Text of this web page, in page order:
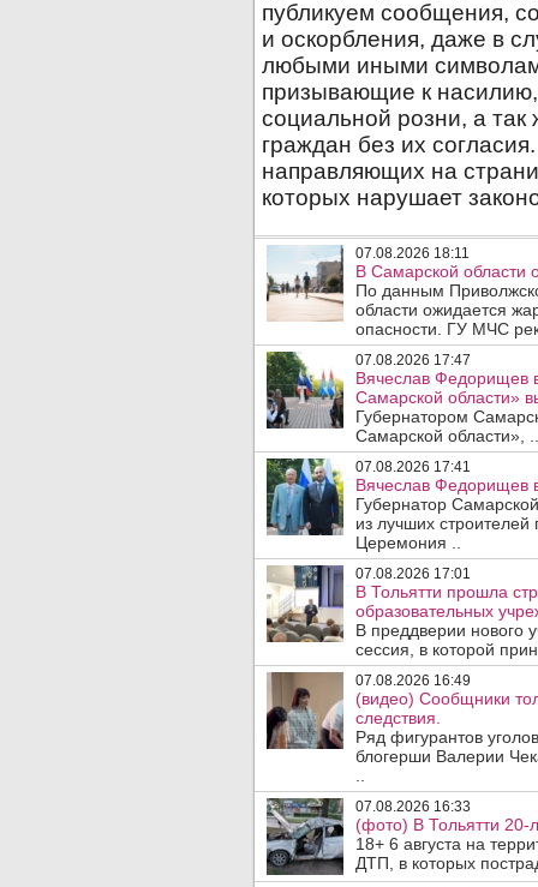
07.08.2026 18:11
В Самарской области
По данным
области ожидается
опасности. ГУ МЧС
07.08.2026 17:47
Вячеслав Федорищев
Самарской области»
Губернатором
Самарской области», ..
07.08.2026 17:41
Вячеслав Федорищев
Губернатор
из лучших
Церемония ..
07.08.2026 17:01
В Тольятти прошла
образовательных
В преддверии нового
сессия, в которой
07.08.2026 16:49
(видео) Сообщники
следствия.
Ряд фигурантов
блогерши Валерии
07.08.2026 16:33
(фото) В Тольятти 20-
18+ 6 августа на
ДТП, в которых